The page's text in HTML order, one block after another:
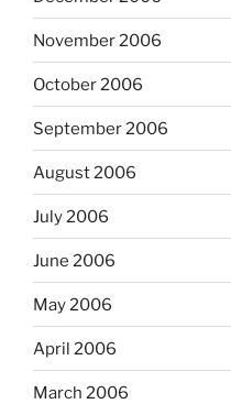
November 2006
October 2006
September 2006
August 2006
July 2006
June 2006
May 2006
April 2006
March 2006